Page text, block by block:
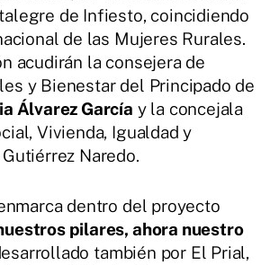
de Infiesto, coincidiendo
de las Mujeres Rurales.
acudirán la consejera de
y Bienestar del Principado de
Álvarez García y la concejala
Vivienda, Igualdad y
Naredo.
dentro del proyecto
pilares, ahora nuestro
también por El Prial,